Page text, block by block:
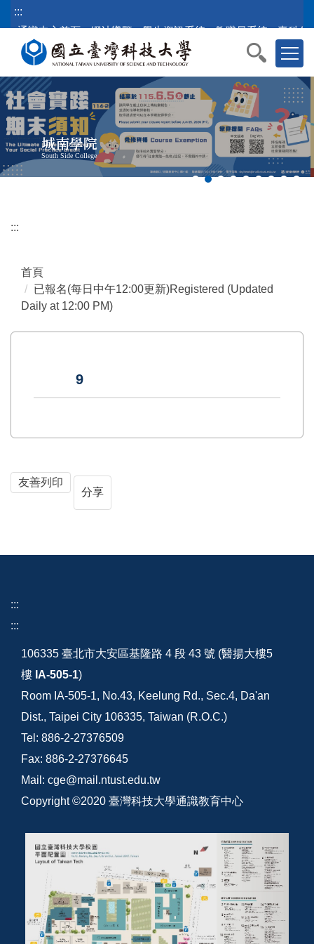
跳
到
內
容
區
塊
:::
通識中心首頁
網站導覽 學生資訊系統 教職員系統 臺科公
城南學院
South Side College
:::
首頁
已報名(每日中午12:00更新)Registered (Updated
Daily at 12:00 PM)
9
友善列印
分享
:::
:::
106335 臺北市大安區基隆路 4 段 43 號 (醫揚大樓5
樓 IA-505-1)
Room IA-505-1, No.43, Keelung Rd., Sec.4, Da'an
Dist., Taipei City 106335, Taiwan (R.O.C.)
Tel: 886-2-27376509
Fax: 886-2-27376645
Mail: cge@mail.ntust.edu.tw
Copyright ©2020 臺灣科技大學通識教育中心